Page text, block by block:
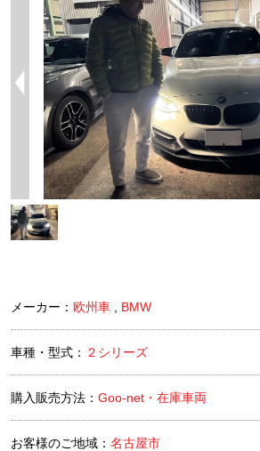
メーカー： 欧州車 BMW
車種・型式： ２シリーズ
購入販売方法： Goo-net・在庫車両
お客様のご地域： 名古屋市